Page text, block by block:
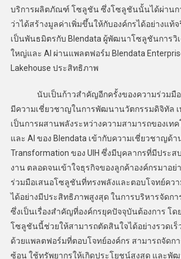
บริการผลิตภัณฑ์ โซลูชัน ซึ่งโซลูชันนั้นได้ผ่านก
ว่าได้สร้างมูลค่าเพิ่มขึ้นให้กับองค์กรได้อย่างแท้จ
เป็นพันธมิตรกับ Blendata ผู้พัฒนาโซลูชันการวิ
ใหญ่และ AI ผ่านแพลตฟอร์ม Blendata
Lakehouse ประสิทธิภาพ
นับเป็นก้าวสำคัญอีกครั้งของความร่วมมือ
มีความเชี่ยวชาญในการพัฒนานวัตกรรมดิจิทัล เ
เป็นการผสานพลังระหว่างความสามารถของเทค
และ AI ของ Blendata เข้ากับความเชี่ยวชาญด้า
Transformation ของ UIH ซึ่งมีบุคลากรที่มีประส
งาน ตลอดจนเข้าใจธุรกิจของลูกค้าองค์กรมาอย่
ร่วมมือเสนอโซลูชันที่ทรงพลังและตอบโจทย์ควา
ได้อย่างมีประสิทธิภาพสูงสุด ในการบริหารจัดกา
ซึ่งเป็นเรื่องสำคัญที่องค์กรยุคปัจจุบันต้องการ โด
โซลูชันนี้ช่วยให้สามารถตัดสินใจได้อย่างรวดเ
ด้วยแพลตฟอร์มที่ตอบโจทย์องค์กร สามารถจัดก
ซ้อน ใช้ทรัพยากรให้เกิดประโยชน์สูงสุด และพั